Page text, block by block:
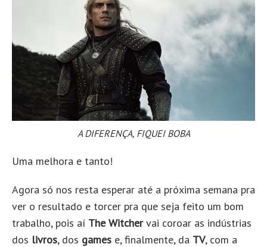
A DIFERENÇA, FIQUEI BOBA
Uma melhora e tanto!
Agora só nos resta esperar até a próxima semana pra
ver o resultado e torcer pra que seja feito um bom
trabalho, pois aí The Witchervai coroar as indústrias
dos livros, dos games e, finalmente, da TV, com a